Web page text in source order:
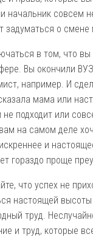
начальник совсем
задуматься о смене
в том, что вы
Вы окончили
например. И
мама или
не подходит или
на самом деле
и
гораздо проще
что успех не
настоящей
труд.
и труд, которые